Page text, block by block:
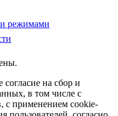
режимами
на сбор и
в том числе с
с применением cookie-